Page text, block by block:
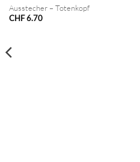
Ausstecher – Totenkopf
CHF6.70